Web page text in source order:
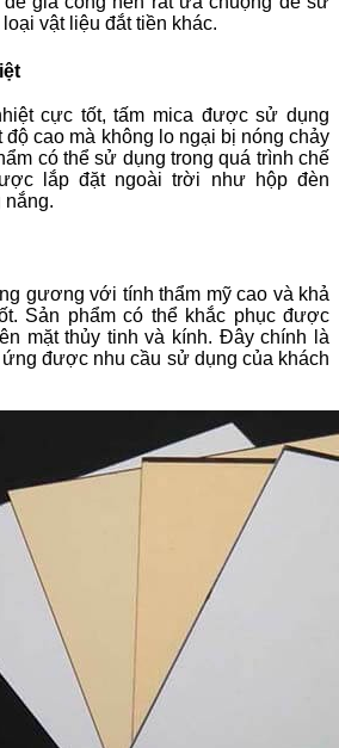
vật liệu đắt tiền khác.
cực tốt, tấm mica được sử dụng
cao mà không lo ngại bị nóng chảy
có thể sử dụng trong quá trình chế
lắp đặt ngoài trời như hộp đèn
nắng.
gương với tính thẩm mỹ cao và khả
Sản phẩm có thể khắc phục được
mặt thủy tinh và kính. Đây chính là
được nhu cầu sử dụng của khách